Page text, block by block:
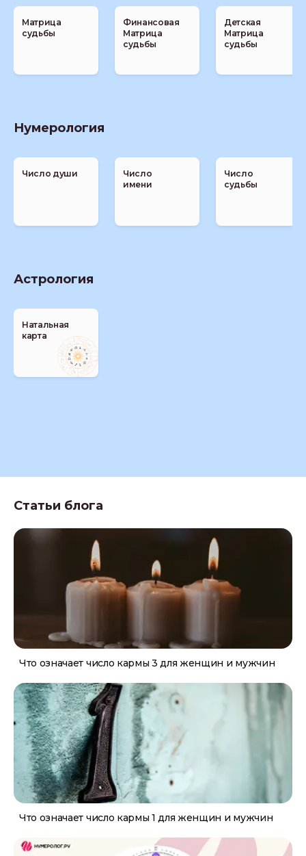
Матрица
судьбы
Финансовая
Матрица
судьбы
Детская
Матрица
судьбы
Нумерология
Число души
Число
имени
Число
судьбы
Астрология
Натальная
карта
Статьи блога
Что означает число кармы 3 для женщин и мужчин
Что означает число кармы 1 для женщин и мужчин